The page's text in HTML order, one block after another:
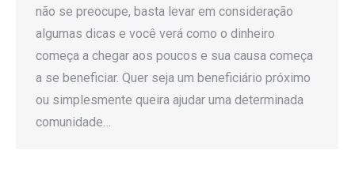
não se preocupe, basta levar em consideração
algumas dicas e você verá como o dinheiro
começa a chegar aos poucos e sua causa começa
a se beneficiar. Quer seja um beneficiário próximo
ou simplesmente queira ajudar uma determinada
comunidade…